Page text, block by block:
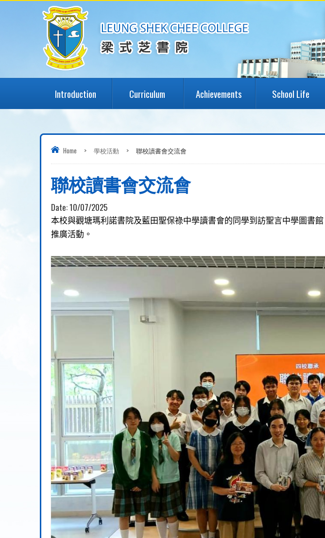
Introduction Curriculum Achievements School Life
Home > 學校活動 > 聯校讀書會交流會
聯校讀書會交流會
Date:10/07/2025
本校與觀塘瑪利諾書院及藍田聖保祿中學讀書會的同學到訪聖言中學圖書
推廣活動 。